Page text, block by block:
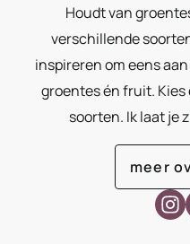
Houdt van
verschillende
inspireren om eens
groentes én fruit. Kies
soorten. Ik laat je
meer